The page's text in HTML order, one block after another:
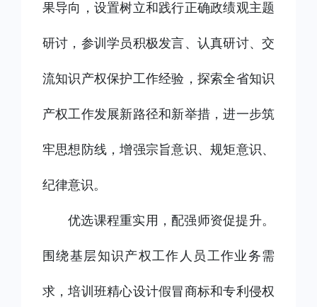
果导向，设置树立和践行正确政绩观主题
研讨，参训学员积极发言、认真研讨、交
流知识产权保护工作经验，探索全省知识
产权工作发展新路径和新举措，进一步筑
牢思想防线，增强宗旨意识、规矩意识、
纪律意识。
优选课程重实用，配强师资促提升。
围绕基层知识产权工作人员工作业务需
求，培训班精心设计假冒商标和专利侵权